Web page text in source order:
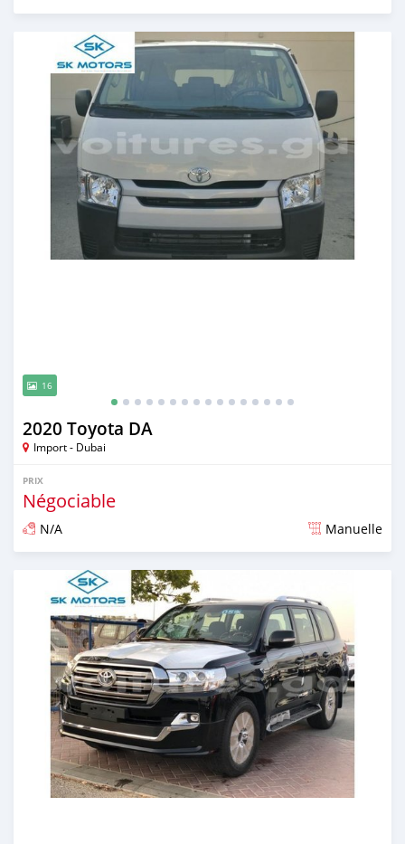
Publié il y a presque 6 ans
16
2020 Toyota DA
Import - Dubai
PRIX
Négociable
N/A Manuelle
Publié il y a presque 6 ans